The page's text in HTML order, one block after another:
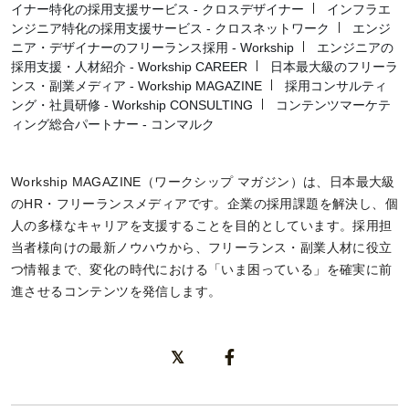
イナー特化の採用支援サービス - クロスデザイナー
インフラエ
ンジニア特化の採用支援サービス - クロスネットワーク
エンジ
ニア・デザイナーのフリーランス採用 - Workship
エンジニアの
採用支援・人材紹介 - Workship CAREER
日本最大級のフリーラ
ンス・副業メディア - Workship MAGAZINE
採用コンサルティ
ング・社員研修 - Workship CONSULTING
コンテンツマーケテ
ィング総合パートナー - コンマルク
Workship MAGAZINE（ワークシップ マガジン）は、日本最大級
のHR・フリーランスメディアです。企業の採用課題を解決し、個
人の多様なキャリアを支援することを目的としています。採用担
当者様向けの最新ノウハウから、フリーランス・副業人材に役立
つ情報まで、変化の時代における「いま困っている」を確実に前
進させるコンテンツを発信します。